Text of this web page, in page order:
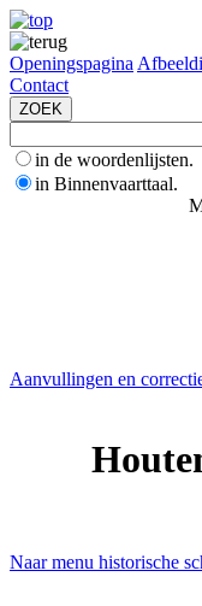
Openingspagina
Contact
in de woordenlijsten.
in Binnenvaarttaal.
Aanvullingen en
Naar menu historische